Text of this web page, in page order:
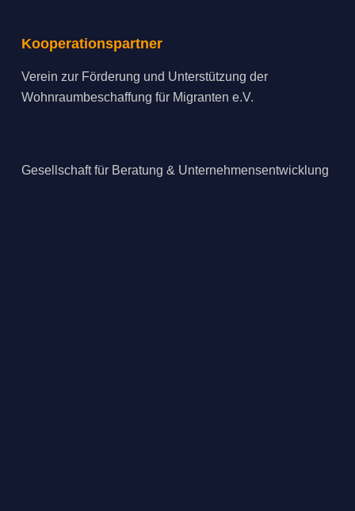
Kooperationspartner
Verein zur Förderung und Unterstützung der
Wohnraumbeschaffung für Migranten e.V.
Gesellschaft für Beratung & Unternehmensentwicklung